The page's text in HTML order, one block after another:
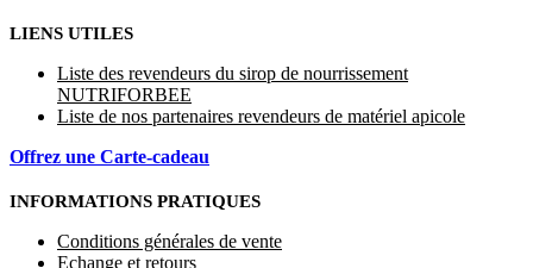
LIENS UTILES
Liste des revendeurs du sirop de nourrissement
NUTRIFORBEE
Liste de nos partenaires revendeurs de matériel apicole
Offrez une Carte-cadeau
INFORMATIONS PRATIQUES
Conditions générales de vente
Echange et retours